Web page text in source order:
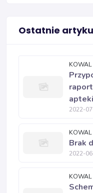
Ostatnie
KOWAL
apteki
2022-
KOWAL
Brak
2022-
KOWAL